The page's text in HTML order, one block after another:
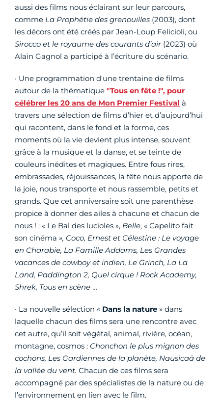
aussi des films nous éclairant sur leur parcours,
comme La Prophétie des grenouilles (2003), dont
les décors ont été créés par Jean-Loup Felicioli, ou
Sirocco et le royaume des courants d’air (2023) où
Alain Gagnol a participé à l’écriture du scénario.
· Une programmation d'une trentaine de films
autour de la thématique "Tous en fête !", pour
célébrer les 20 ans de Mon Premier Festival à
travers une sélection de films d’hier et d’aujourd’hui
qui racontent, dans le fond et la forme, ces
moments où la vie devient plus intense, souvent
grâce à la musique et la danse, et se teinte de
couleurs inédites et magiques. Entre fous rires,
embrassades, réjouissances, la fête nous apporte de
la joie, nous transporte et nous rassemble, petits et
grands. Que cet anniversaire soit une parenthèse
propice à donner des ailes à chacune et chacun de
nous ! : « Le Bal des lucioles », Belle, « Capelito fait
son cinéma », Coco, Ernest et Célestine : Le voyage
en Charabie, La Famille Addams, Les Grandes
vacances de cowboy et indien, Le Grinch, La La
Land, Paddington 2, Quel cirque ! Rock Academy,
Shrek, Tous en scène …
· La nouvelle sélection « Dans la nature » dans
laquelle chacun des films sera une rencontre avec
cet autre, qu’il soit végétal, animal, rivière, océan,
montagne, cosmos : Chonchon le plus mignon des
cochons, Les Gardiennes de la planète, Nausicaä de
la vallée du vent. Chacun de ces films sera
accompagné par des spécialistes de la nature ou de
l’environnement en lien avec le film.